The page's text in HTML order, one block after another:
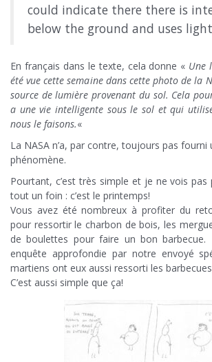
could indicate there there is
below the ground and uses
En français dans le texte, cela donne « Une
été vue cette semaine dans cette photo de la
source de lumière provenant du sol. Cela
a une vie intelligente sous le sol et qui
nous le faisons.«
La NASA n’a, par contre, toujours pas fourni
phénomène.
Pourtant, c’est très simple et je ne vois
tout un foin : c’est le printemps!
Vous avez été nombreux à profiter du
pour ressortir le charbon de bois, les
de boulettes pour faire un bon barbecue.
enquête approfondie par notre envoyé
martiens ont eux aussi ressorti les
C’est aussi simple que ça!